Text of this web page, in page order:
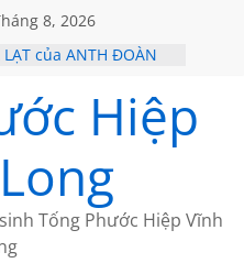
8, 2026
của ANTH ĐOÀN
20 CỦA THÁI LÃO
19 CỦA THÁI LÃO
CỦA BÍCH HÀHiệp
Tống Phước Hiệp Vĩnh